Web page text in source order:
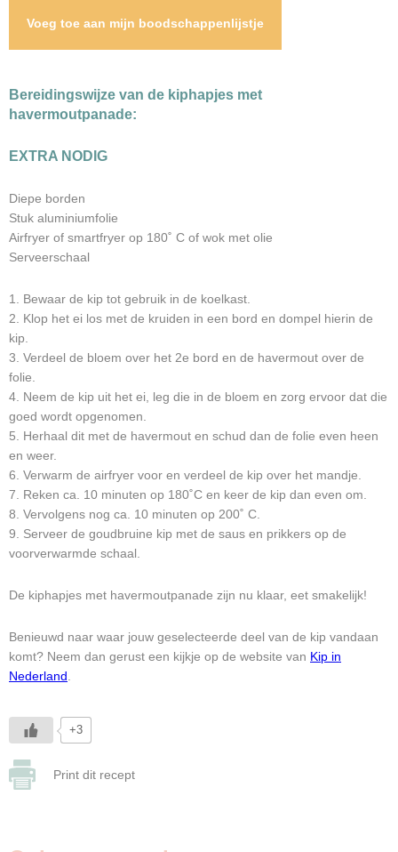
Voeg toe aan mijn boodschappenlijstje
Bereidingswijze van de kiphapjes met
havermoutpanade:
EXTRA NODIG
Diepe borden
Stuk aluminiumfolie
Airfryer of smartfryer op 180˚ C of wok met olie
Serveerschaal
1. Bewaar de kip tot gebruik in de koelkast.
2. Klop het ei los met de kruiden in een bord en dompel hierin de
kip.
3. Verdeel de bloem over het 2e bord en de havermout over de
folie.
4. Neem de kip uit het ei, leg die in de bloem en zorg ervoor dat die
goed wordt opgenomen.
5. Herhaal dit met de havermout en schud dan de folie even heen
en weer.
6. Verwarm de airfryer voor en verdeel de kip over het mandje.
7. Reken ca. 10 minuten op 180˚C en keer de kip dan even om.
8. Vervolgens nog ca. 10 minuten op 200˚ C.
9. Serveer de goudbruine kip met de saus en prikkers op de
voorverwarmde schaal.
De kiphapjes met havermoutpanade zijn nu klaar, eet smakelijk!
Benieuwd naar waar jouw geselecteerde deel van de kip vandaan
komt? Neem dan gerust een kijkje op de website van Kip in
Nederland
+3
Print dit recept